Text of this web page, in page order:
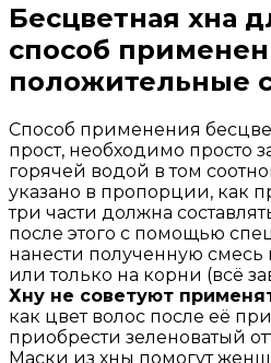
Бесцветная хна
способ
положительные
Способ применения
прост, необходимо просто
горячей водой в том
указано в пропорции, как
три части должна
после этого с помощью
нанести полученную
или только на корни (всё
Хну не советуют
как цвет волос после её
приобрести зеленоватый
Маски из хны помогут